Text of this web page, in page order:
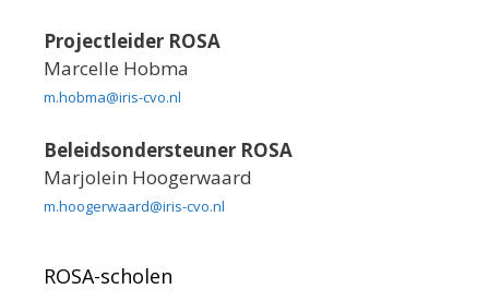
Projectleider ROSA
Marcelle Hobma
m.hobma@iris-cvo.nl
Beleidsondersteuner ROSA
Marjolein Hoogerwaard
m.hoogerwaard@iris-cvo.nl
ROSA-scholen